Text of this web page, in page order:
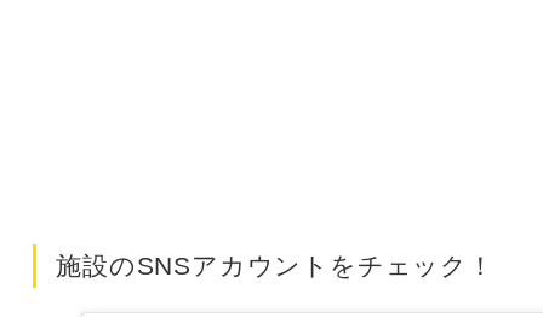
施設のSNSアカウントをチェック！